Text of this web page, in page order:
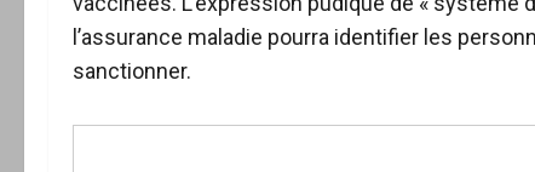
l’assurance maladie pourra identifier les
sanctionner.